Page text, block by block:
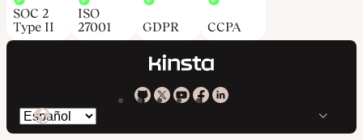
SOC 2
Type II
ISO
27001
GDPR CCPA
KinstaKinstaKinsta
KinstaKinsta
Cambiar